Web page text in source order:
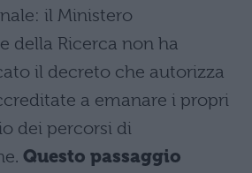
il Ministero
della Ricerca non ha
il decreto che autorizza
a emanare i propri
dei percorsi di
Questo passaggio